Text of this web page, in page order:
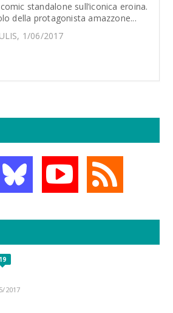
standalone sull’iconica eroina.
della protagonista amazzone...
1/06/2017
19
2017